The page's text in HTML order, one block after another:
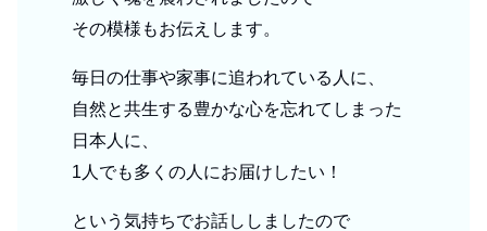
その模様もお伝えします。
毎日の仕事や家事に追われている人に、
自然と共生する豊かな心を忘れてしまった
日本人に、
1人でも多くの人にお届けしたい！
という気持ちでお話ししましたので